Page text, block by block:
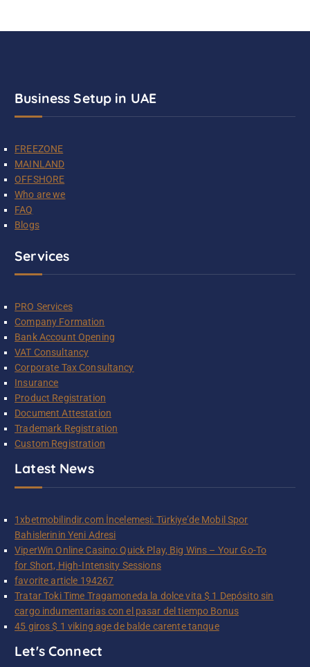
Business Setup in UAE
FREEZONE
MAINLAND
OFFSHORE
Who are we
FAQ
Blogs
Services
PRO Services
Company Formation
Bank Account Opening
VAT Consultancy
Corporate Tax Consultancy
Insurance
Product Registration
Document Attestation
Trademark Registration
Custom Registration
Latest News
1xbetmobilindir.com İncelemesi: Türkiye’de Mobil Spor
Bahislerinin Yeni Adresi
ViperWin Online Casino: Quick Play, Big Wins – Your Go-To
for Short, High‑Intensity Sessions
favorite article 194267
Tratar Toki Time Tragamoneda la dolce vita $ 1 Depósito sin
cargo indumentarias con el pasar del tiempo Bonus
45 giros $ 1 viking age de balde carente tanque
Let's Connect